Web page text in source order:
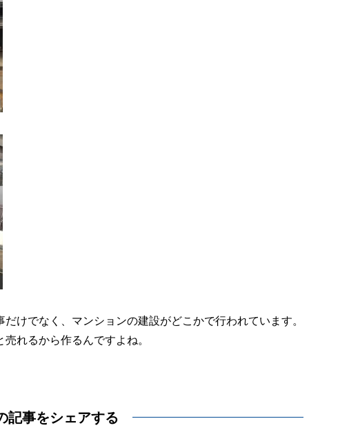
けでなく、マンションの建設がどこかで行われています。
れるから作るんですよね。
記事をシェアする